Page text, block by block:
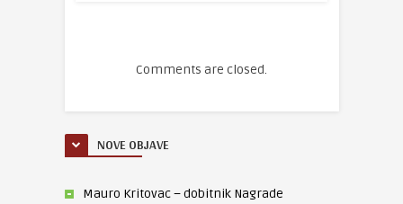
Comments are closed.
NOVE OBJAVE
Mauro Kritovac – dobitnik Nagrade